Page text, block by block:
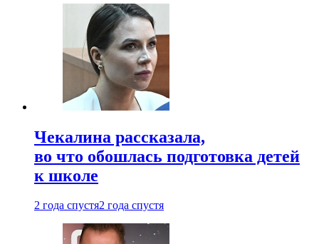
Чекалина рассказала,
во что обошлась подготовка детей
к школе
2 года спустя2 года спустя